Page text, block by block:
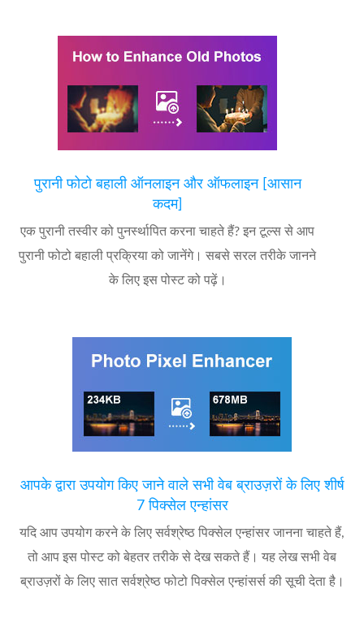
पुरानी फोटो बहाली ऑनलाइन और ऑफलाइन [आसान
कदम]
एक पुरानी तस्वीर को पुनर्स्थापित करना चाहते हैं? इन टूल्स से आप
पुरानी फोटो बहाली प्रक्रिया को जानेंगे। सबसे सरल तरीके जानने
के लिए इस पोस्ट को पढ़ें।
आपके द्वारा उपयोग किए जाने वाले सभी वेब ब्राउज़रों के लिए शीर्ष
7 पिक्सेल एन्हांसर
यदि आप उपयोग करने के लिए सर्वश्रेष्ठ पिक्सेल एन्हांसर जानना चाहते हैं,
तो आप इस पोस्ट को बेहतर तरीके से देख सकते हैं। यह लेख सभी वेब
ब्राउज़रों के लिए सात सर्वश्रेष्ठ फोटो पिक्सेल एन्हांसर्स की सूची देता है।